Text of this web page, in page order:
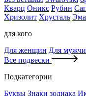
Кварц Оникс Рубин
Хризолит Хрусталь
для кого
Для женщин Для
Все подвески
Подкатегории
Буквы Знаки зодиака